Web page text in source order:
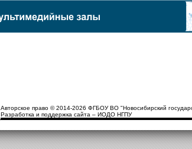
Авторское право © 2014-2026 ФГБОУ ВО "Новосибирский
Разработка и поддержка сайта – ИОДО НГПУ